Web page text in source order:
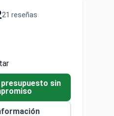
21 reseñas
sin